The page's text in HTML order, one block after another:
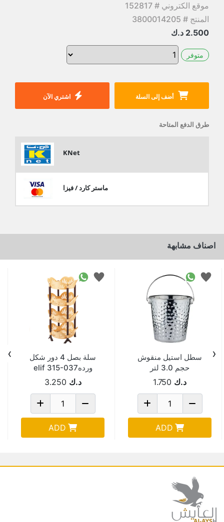
موقع الكتروني # 152817
المنتج # 3800014205
2.500 د.ك
متوفر
أضف إلى السلة اشتري الآن
طرق الدفع المتاحة
KNet
ماستر كارد / فيزا
اصناف مشابهة
سطل استيل منقوش
حجم 3.0 لتر
د.ك 1.750
ADD
سلة بصل 4 دور شكل
وردهelif 315-037
TURKISHد.ك 3.250
ADD
‹
›